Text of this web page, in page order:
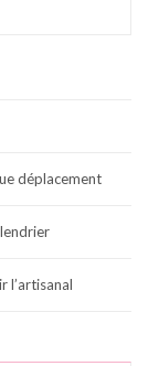
déplacement
l’artisanal